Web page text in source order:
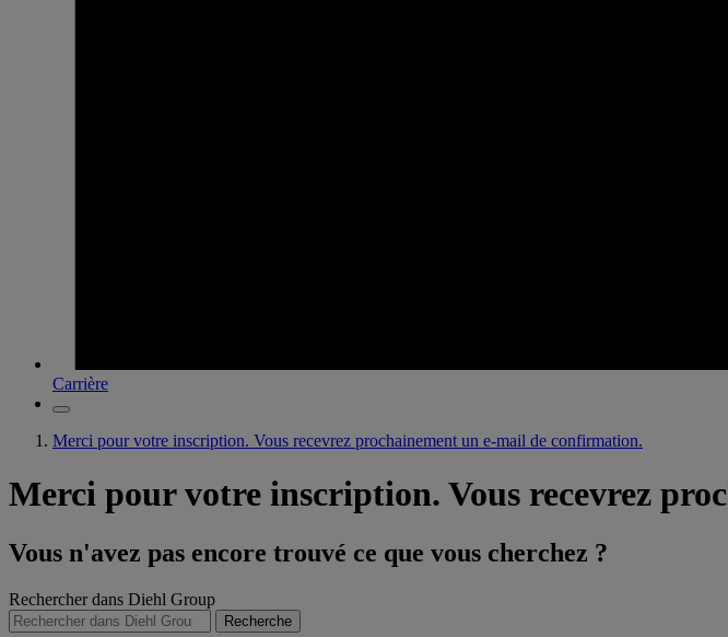
Carrière
Merci pour votre inscription. Vous recevrez prochainement un e-mail de confirmation.
Merci pour votre inscription. Vous recevrez
Vous n'avez pas encore trouvé ce que vous cherchez ?
Rechercher dans Diehl Group
Recherche